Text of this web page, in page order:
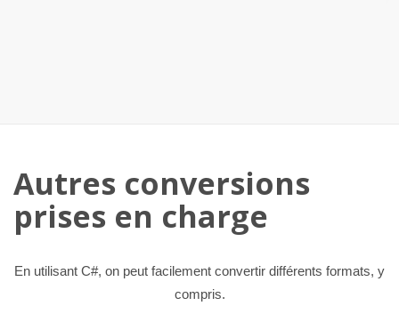
Autres conversions
prises en charge
En utilisant C#, on peut facilement convertir différents formats, y
compris.